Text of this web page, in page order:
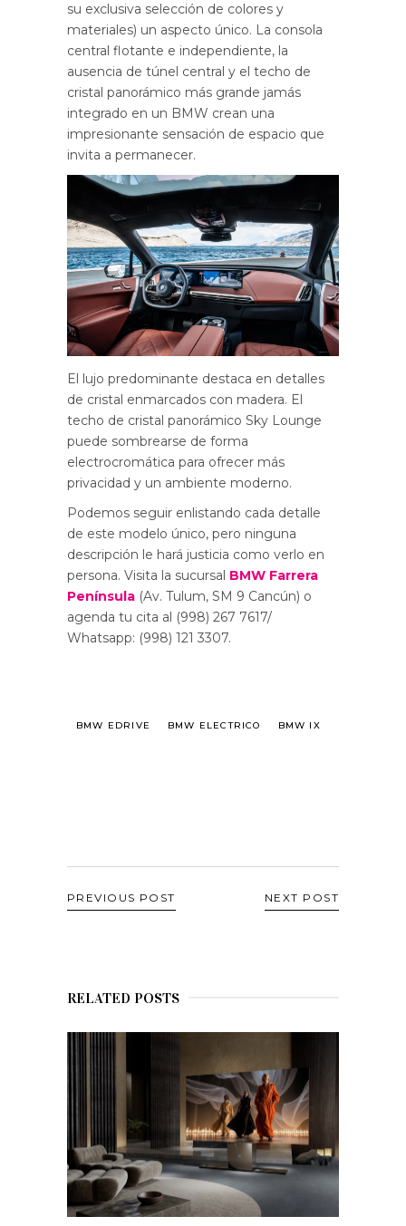
su exclusiva selección de colores y
materiales) un aspecto único. La consola
central flotante e independiente, la
ausencia de túnel central y el techo de
cristal panorámico más grande jamás
integrado en un BMW crean una
impresionante sensación de espacio que
invita a permanecer.
El lujo predominante destaca en detalles
de cristal enmarcados con madera. El
techo de cristal panorámico Sky Lounge
puede sombrearse de forma
electrocromática para ofrecer más
privacidad y un ambiente moderno.
Podemos seguir enlistando cada detalle
de este modelo único, pero ninguna
descripción le hará justicia como verlo en
persona. Visita la sucursal BMW Farrera
Península (Av. Tulum, SM 9 Cancún) o
agenda tu cita al (998) 267 7617/
Whatsapp: (998) 121 3307.
BMW EDRIVE BMW ELECTRICO BMW IX
PREVIOUS POST NEXT POST
RELATED POSTS